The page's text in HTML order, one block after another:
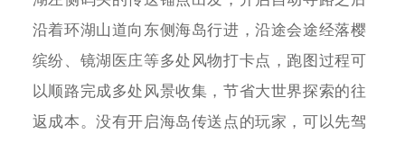
沿着环湖山道向东侧海岛行进，沿途会途经落樱
缤纷、镜湖医庄等多处风物打卡点，跑图过程可
以顺路完成多处风景收集，节省大世界探索的往
返成本。没有开启海岛传送点的玩家，可以先驾